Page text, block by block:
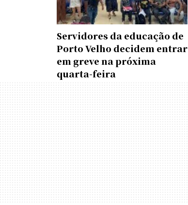
Servidores da educação de
Porto Velho decidem entrar
em greve na próxima
quarta-feira